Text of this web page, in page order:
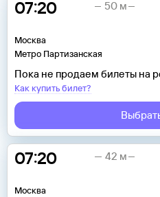
07:20
Москва
Метро Партизанская
50 м
Пока не продаем билеты на
Как купить билет?
07:20
Москва
42 м